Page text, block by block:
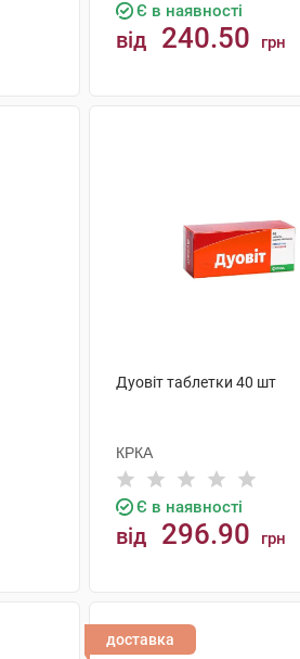
Є в наявності
від 240.50 грн
Дуовіт таблетки 40 шт
КРКА
Є в наявності
від 296.90 грн
доставка